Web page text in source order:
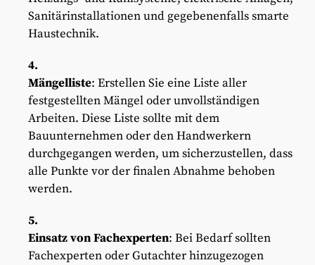
Sanitärinstallationen und gegebenenfalls smarte
Haustechnik.
Mängelliste: Erstellen Sie eine Liste aller
festgestellten Mängel oder unvollständigen
Arbeiten. Diese Liste sollte mit dem
Bauunternehmen oder den Handwerkern
durchgegangen werden, um sicherzustellen, dass
alle Punkte vor der finalen Abnahme behoben
werden.
Einsatz von Fachexperten: Bei Bedarf sollten
Fachexperten oder Gutachter hinzugezogen